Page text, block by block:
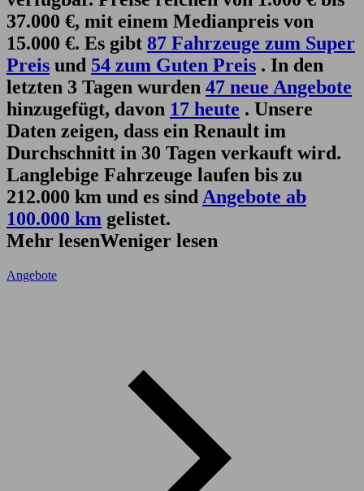
37.000 €, mit einem Medianpreis von
15.000 €. Es gibt 87 Fahrzeuge zum Super
Preis und 54 zum Guten Preis . In den
letzten 3 Tagen wurden 47 neue Angebote
hinzugefügt, davon 17 heute . Unsere
Daten zeigen, dass ein Renault im
Durchschnitt in 30 Tagen verkauft wird.
Langlebige Fahrzeuge laufen bis zu
212.000 km und es sind Angebote ab
100.000 km gelistet.
Mehr lesenWeniger lesen
Angebote